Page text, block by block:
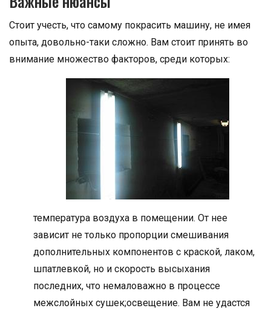
Стоит учесть, что самому покрасить машину, не имея
опыта, довольно-таки сложно. Вам стоит принять во
внимание множество факторов, среди которых:
температура воздуха в помещении. От нее
зависит не только пропорции смешивания
дополнительных компонентов с краской, лаком,
шпатлевкой, но и скорость высыхания
последних, что немаловажно в процессе
межслойных сушек;освещение. Вам не удастся